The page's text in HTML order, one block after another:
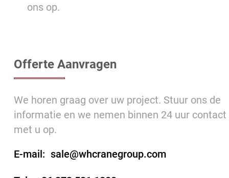
ons op.
Offerte Aanvragen
We horen graag over uw project. Stuur ons de
informatie en we nemen binnen 24 uur contact
met u op.
E-mail: sale@whcranegroup.com